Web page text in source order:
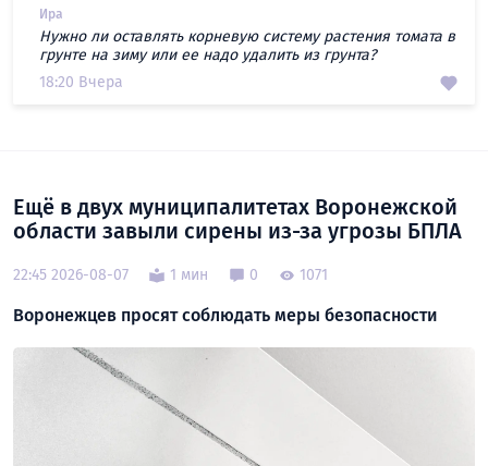
Ира
Нужно ли оставлять корневую систему растения томата в
грунте на зиму или ее надо удалить из грунта?
18:20 Вчера
Ещё в двух муниципалитетах Воронежской
области завыли сирены из-за угрозы БПЛА
22:45 2026-08-07 1 мин 0 1071
Воронежцев просят соблюдать меры безопасности